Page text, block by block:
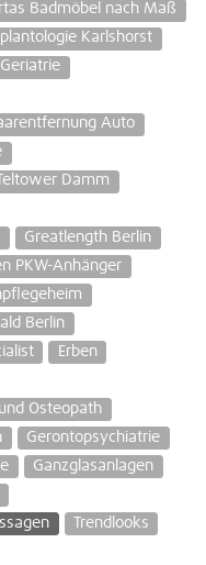
Badmöbel nach Maß
Karlshorst
Auto
Damm
Greatlength Berlin
PKW-Anhänger
Berlin
Erben
Osteopath
Gerontopsychiatrie
Ganzglasanlagen
Trendlooks